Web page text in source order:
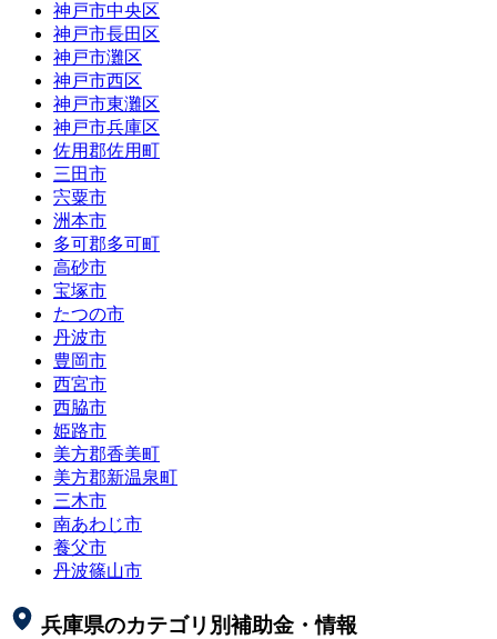
神戸市中央区
神戸市長田区
神戸市灘区
神戸市西区
神戸市東灘区
神戸市兵庫区
佐用郡佐用町
三田市
宍粟市
洲本市
多可郡多可町
高砂市
宝塚市
たつの市
丹波市
豊岡市
西宮市
西脇市
姫路市
美方郡香美町
美方郡新温泉町
三木市
南あわじ市
養父市
丹波篠山市
兵庫県のカテゴリ別補助金・情報